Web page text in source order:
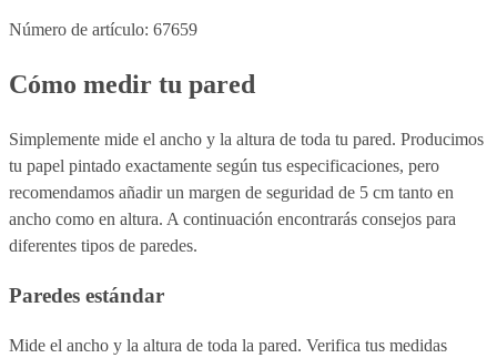
Número de artículo: 67659
Cómo medir tu pared
Simplemente mide el ancho y la altura de toda tu pared. Producimos
tu papel pintado exactamente según tus especificaciones, pero
recomendamos añadir un margen de seguridad de 5 cm tanto en
ancho como en altura. A continuación encontrarás consejos para
diferentes tipos de paredes.
Paredes estándar
Mide el ancho y la altura de toda la pared. Verifica tus medidas